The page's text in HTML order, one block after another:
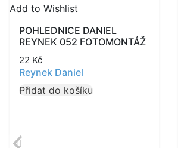
Add to Wishlist
POHLEDNICE DANIEL
REYNEK 052 FOTOMONTÁŽ
22 Kč
Reynek Daniel
Přidat do košíku